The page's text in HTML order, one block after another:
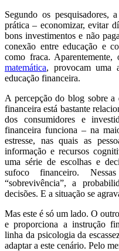
Segundo os pesquisadores,
prática – economizar, evitar
bons investimentos e não
conexão entre educação e
como fraca.
matemática, provocam uma
educação financeira.
A percepção do blog sobre a
financeira está bastante
dos consumidores e
financeira funciona – na
estresse, nas quais as
informação e recursos
uma série de escolhas e
sufoco financeiro.
“sobrevivência”, a
decisões. E a situação se
Mas este é só um lado. O
e proporciona a instrução
linha da psicologia da
adaptar a este cenário. Pelo